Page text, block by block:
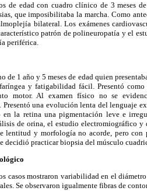
de edad con cuadro clínico de 3 meses
que imposibilitaba la marcha. Como
bilateral. Los exámenes
patrón de polineuropatía y el
periférica.
de 1 año y 5 meses de edad quien
y fatigabilidad fácil. Presentó
motor. Al examen físico no se
una evolución lenta del lenguaje
la retina una pigmentación leve e
de orina, el estudio electromiográfico
lentitud y morfología no acorde, pero con
decidió practicar biopsia del músculo
casos mostraron variabilidad en el
Se observaron igualmente fibras de